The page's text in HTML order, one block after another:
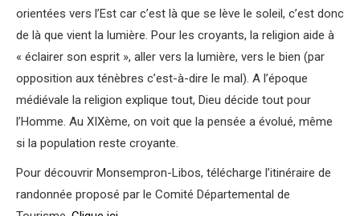
orientées vers l’Est car c’est là que se lève le soleil, c’est donc
de là que vient la lumière. Pour les croyants, la religion aide à
« éclairer son esprit », aller vers la lumière, vers le bien (par
opposition aux ténèbres c’est-à-dire le mal). A l’époque
médiévale la religion explique tout, Dieu décide tout pour
l’Homme. Au XIXème, on voit que la pensée a évolué, même
si la population reste croyante.
Pour découvrir Monsempron-Libos, télécharge l’itinéraire de
randonnée proposé par le Comité Départemental de